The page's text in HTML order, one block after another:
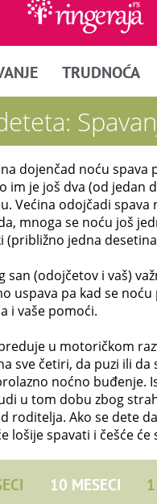
TRUDNOĆA
dojenčad noću spava
im je još dva (od jedan
Većina odojčadi spava
mnoga se noću još
(približno jedna
san (odojčetov i vaš)
uspava pa kad se
i vaše pomoći.
u motoričkom
sve četiri, da puzi ili da
noćno buđenje.
u tom dobu zbog
roditelja. Ako se dete
lošije spavati i češće će
10 MESECI